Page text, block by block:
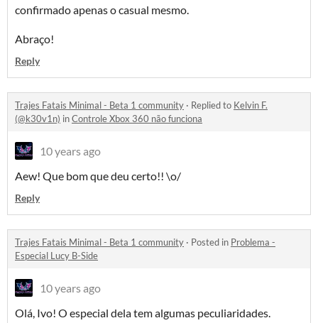
confirmado apenas o casual mesmo.
Abraço!
Reply
Trajes Fatais Minimal - Beta 1 community · Replied to Kelvin F.
(@k30v1n) inControle Xbox 360 não funciona
10 years ago
Aew! Que bom que deu certo!! \o/
Reply
Trajes Fatais Minimal - Beta 1 community · Posted in Problema -
Especial Lucy B-Side
10 years ago
Olá, Ivo! O especial dela tem algumas peculiaridades.